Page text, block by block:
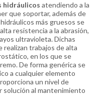
hidráulicos atendiendo a la
que soportar, además de
más gruesos se
resistencia a la abrasión,
ultravioleta. Dichas
realizan trabajos de alta
en los que se
De forma genérica se
a cualquier elemento
un nivel de
solución al mantenimiento